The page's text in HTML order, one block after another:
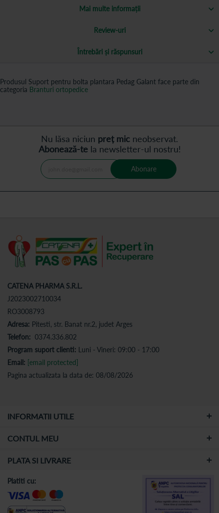
Mai multe informații
Review-uri
Întrebări și răspunsuri
Produsul Suport pentru bolta plantara Pedag Galant face parte din
categoria Branturi ortopedice
Nu lăsa niciun preț mic neobservat.
Abonează-tela newsletter-ul nostru!
Abonare
CATENA PHARMA S.R.L.
J2023002710034
RO3008793
Adresa: Pitesti, str. Banat nr.2, judet Arges
Telefon: 0374.336.802
Program suport clienti: Luni - Vineri: 09:00 - 17:00
Email: [email protected]
Pagina actualizata la data de: 08/08/2026
INFORMATII UTILE
CONTUL MEU
PLATA SI LIVRARE
Platiti cu: